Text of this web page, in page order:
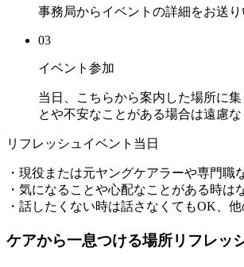
事務局からイベントの詳細をお送り
03
イベント参加
当日、こちらから案内した場所に
とや不安なことがある場合は遠慮な
リフレッシュイベント当日
・現役または元ヤングケアラーや専門職
・気になることや心配なことがある時は
・話したくない時は話さなくてもOK、
ケアから一息つける場所リフレッ